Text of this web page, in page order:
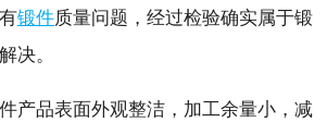
锻件质量问题，经过检验确实属于锻
决。
件产品表面外观整洁，加工余量小，减